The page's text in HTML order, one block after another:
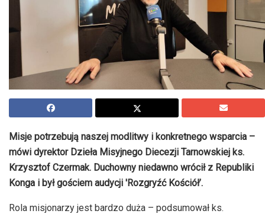
Misje potrzebują naszej modlitwy i konkretnego wsparcia –
mówi dyrektor Dzieła Misyjnego Diecezji Tarnowskiej ks.
Krzysztof Czermak. Duchowny niedawno wrócił z Republiki
Konga i był gościem audycji 'Rozgryźć Kościół’.
Rola misjonarzy jest bardzo duża – podsumował ks.